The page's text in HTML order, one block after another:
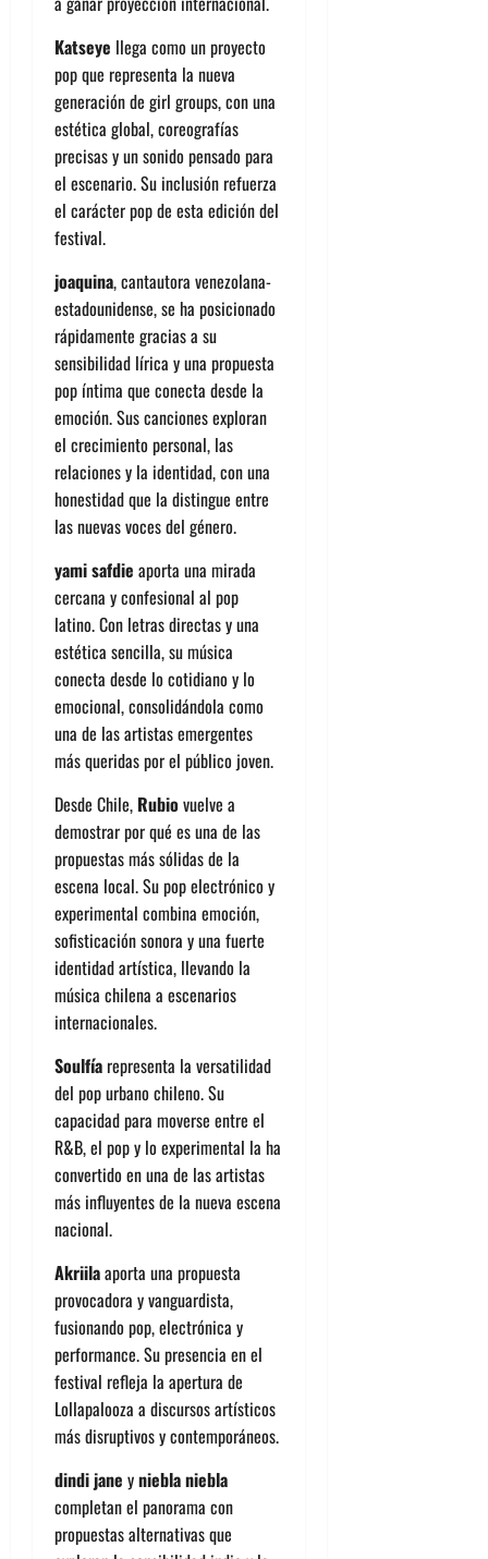
Katseye llega como un proyecto
pop que representa la nueva
generación de girl groups, con una
estética global, coreografías
precisas y un sonido pensado para
el escenario. Su inclusión refuerza
el carácter pop de esta edición del
festival.
joaquina, cantautora venezolana-
estadounidense, se ha posicionado
rápidamente gracias a su
sensibilidad lírica y una propuesta
pop íntima que conecta desde la
emoción. Sus canciones exploran
el crecimiento personal, las
relaciones y la identidad, con una
honestidad que la distingue entre
las nuevas voces del género.
yami safdie aporta una mirada
cercana y confesional al pop
latino. Con letras directas y una
estética sencilla, su música
conecta desde lo cotidiano y lo
emocional, consolidándola como
una de las artistas emergentes
más queridas por el público joven.
Desde Chile, Rubiovuelve a
demostrar por qué es una de las
propuestas más sólidas de la
escena local. Su pop electrónico y
experimental combina emoción,
sofisticación sonora y una fuerte
identidad artística, llevando la
música chilena a escenarios
internacionales.
Soulfía representa la versatilidad
del pop urbano chileno. Su
capacidad para moverse entre el
R&B, el pop y lo experimental la ha
convertido en una de las artistas
más influyentes de la nueva escena
nacional.
Akriilaaporta una propuesta
provocadora y vanguardista,
fusionando pop, electrónica y
performance. Su presencia en el
festival refleja la apertura de
Lollapalooza a discursos artísticos
más disruptivos y contemporáneos.
dindi jane yniebla niebla
completan el panorama con
propuestas alternativas que